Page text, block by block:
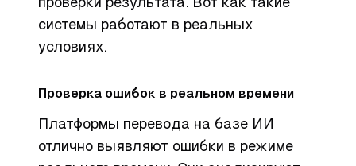
системы работают в реальных
условиях.
Проверка ошибок в реальном времени
Платформы перевода на базе ИИ
отлично выявляют ошибки в режиме